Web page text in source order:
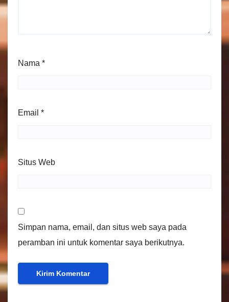
Nama *
Email *
Situs Web
Simpan nama, email, dan situs web saya pada
peramban ini untuk komentar saya berikutnya.